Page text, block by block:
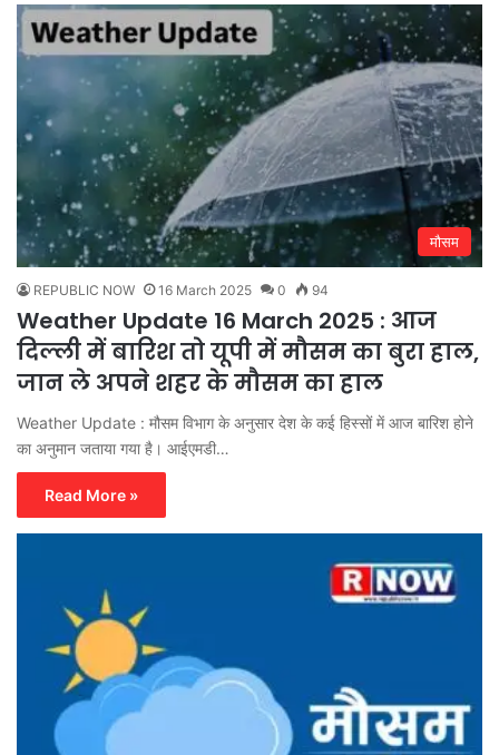
मौसम
REPUBLIC NOW 16 March 2025 0 94
Weather Update 16 March 2025 : आज
दिल्ली में बारिश तो यूपी में मौसम का बुरा हाल,
जान ले अपने शहर के मौसम का हाल
Weather Update : मौसम विभाग के अनुसार देश के कई हिस्सों में आज बारिश होने
का अनुमान जताया गया है। आईएमडी…
Read More »